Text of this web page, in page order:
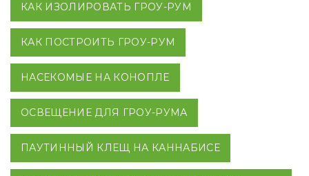
КАК ИЗОЛИРОВАТЬ ГРОУ-РУМ
КАК ПОСТРОИТЬ ГРОУ-РУМ
НАСЕКОМЫЕ НА КОНОПЛЕ
ОСВЕЩЕНИЕ ДЛЯ ГРОУ-РУМА
ПАУТИННЫЙ КЛЕЩ НА КАННАБИСЕ